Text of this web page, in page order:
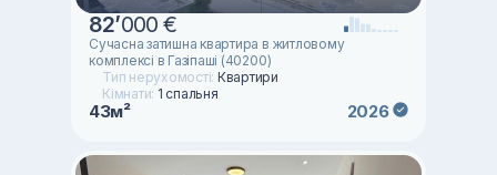
82’000 €
Сучасна затишна квартира в житловому
комплексі в Газіпаші (40200)
Тип нерухомості: Квартири
Кімнати: 1 спальня
43м² 2026